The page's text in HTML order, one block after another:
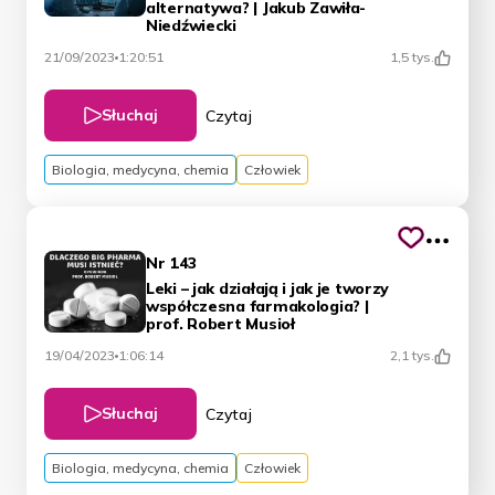
Danuta Raj: Dzień dobry.
K.G.: Z Katedry i Zakładu Farmakognozji i Leku
Roślinnego Uniwersytetu Medycznego im. Piastów
Jakub Węglorz: Dzień dobry.
K.G.: Z Instytutu Historycznego Uniwersytetu
Wrocławskiego. Kierownik projektu badawczego
badającego i odtwarzającego leki staropolskie
alternatywa? | Jakub Zawiła-
Niedźwiecki
21/09/2023 1:20:51 1,5 tys.
Słuchaj Czytaj
Biologia, medycyna, chemia Człowiek
Nr 143
Leki – jak działają i jak je tworzy
współczesna farmakologia? |
prof. Robert Musioł
19/04/2023 1:06:14 2,1 tys.
Słuchaj Czytaj
Biologia, medycyna, chemia Człowiek